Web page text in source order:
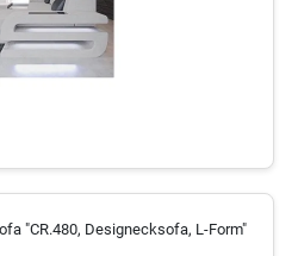
"CR.480, Designecksofa, L-Form"